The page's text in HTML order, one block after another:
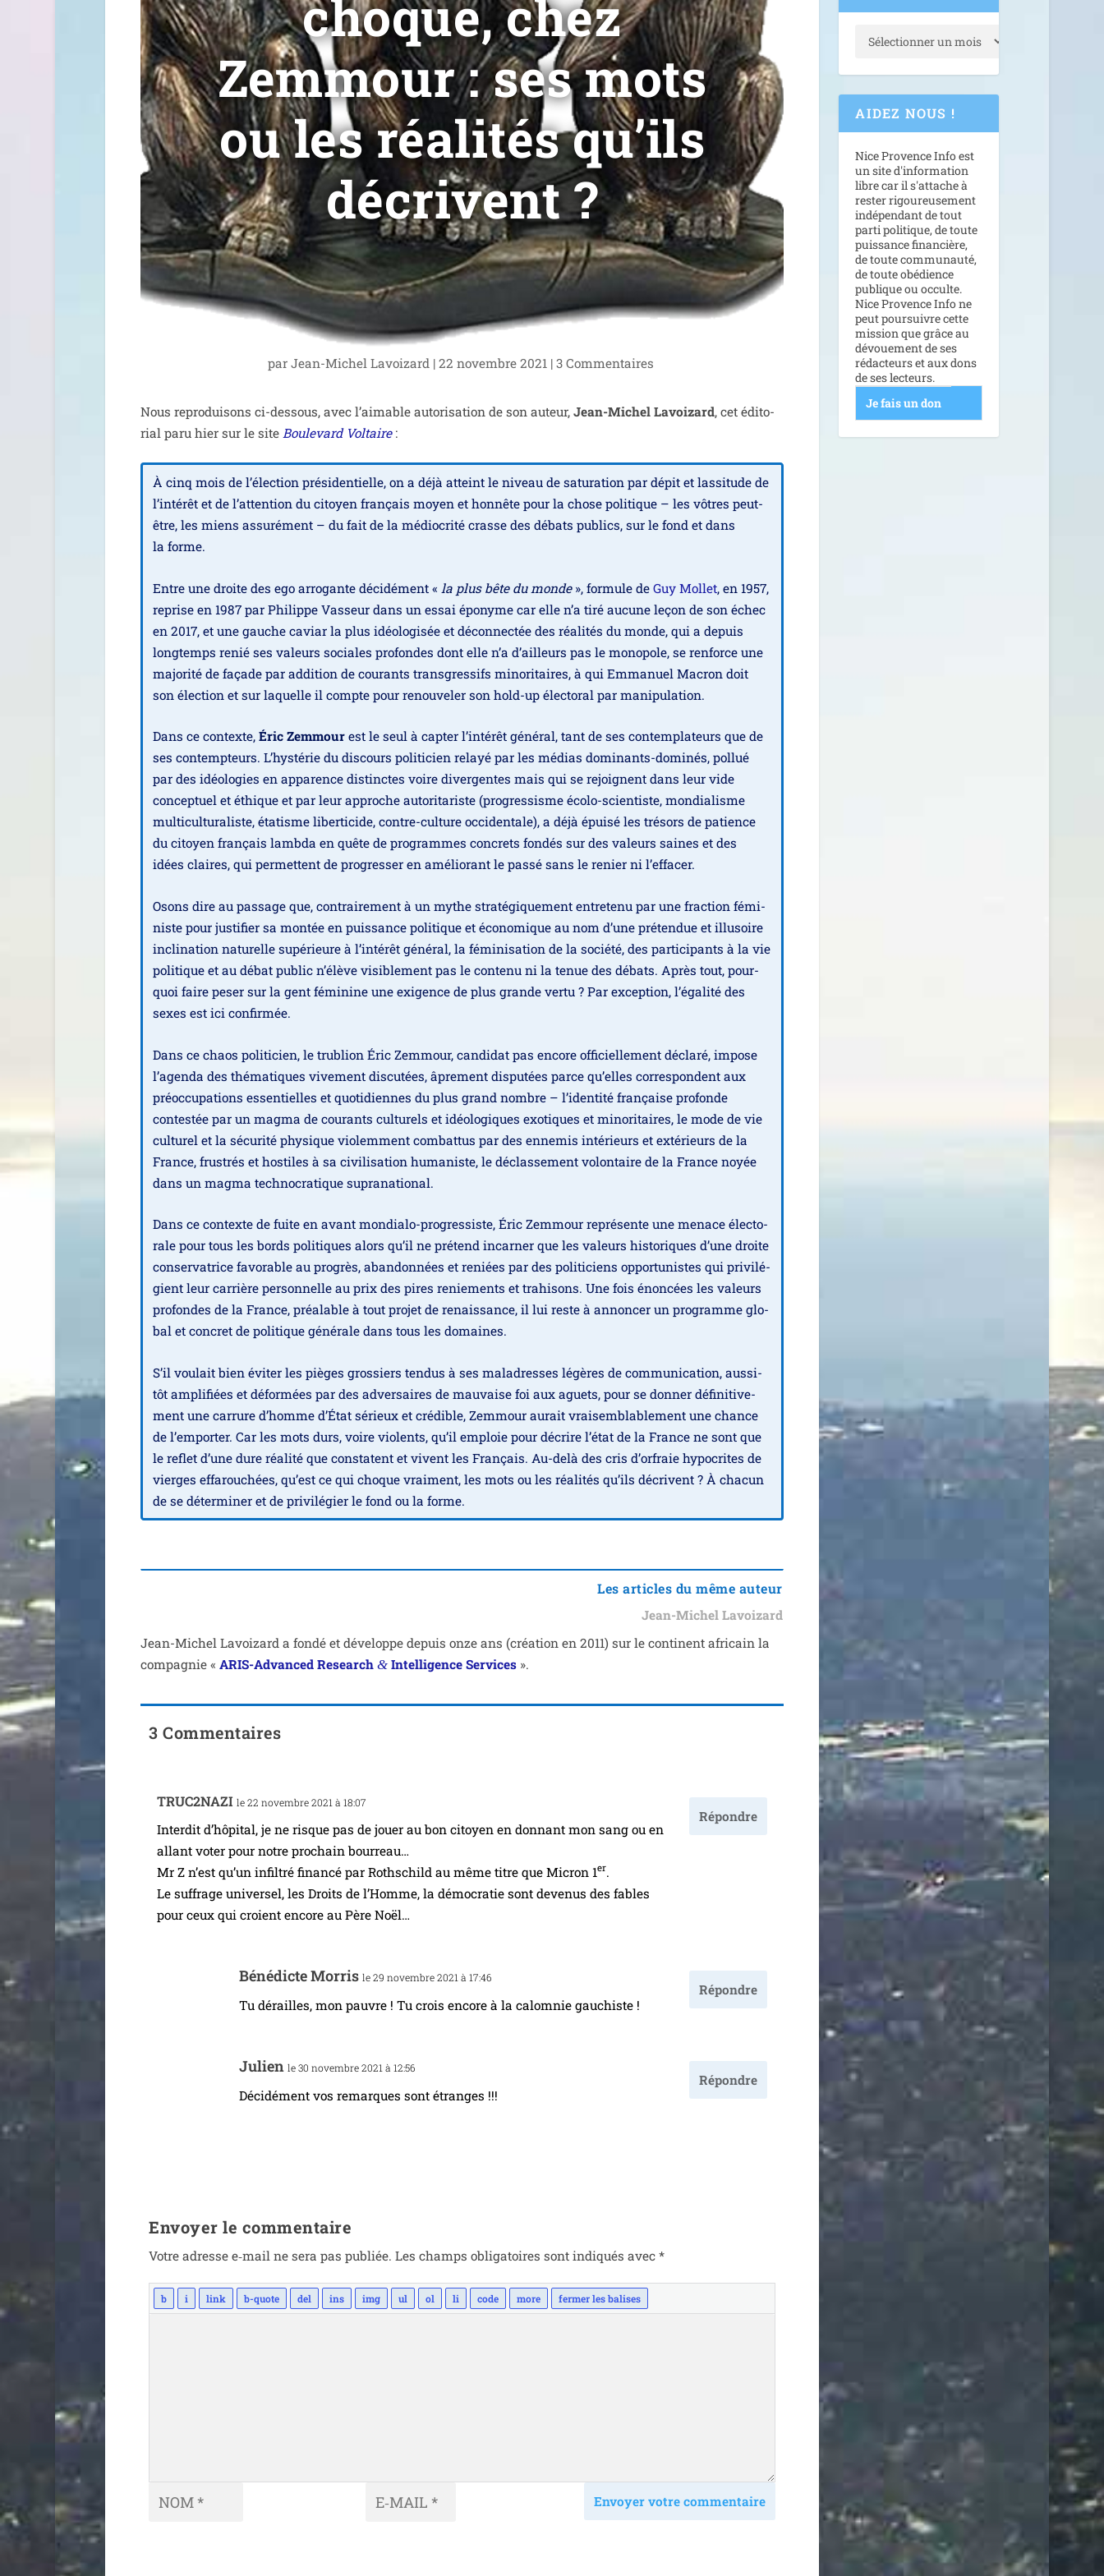
choque, chez
Zemmour : ses mots
ou les réalités qu’ils
décrivent ?
par Jean-Michel Lavoizard| 22 novembre 2021| 3 Commentaires
Nous repro­dui­sons ci-des­sous, avec l’ai­mable auto­ri­sa­tion de son auteur,Jean-Michel Lavoizard, cet édi­to­
rial paru hier sur le siteBoulevard Voltaire:
À cinq mois de l’élection pré­si­den­tielle, on a déjà atteint le niveau de satu­ra­tion par dépit et las­si­tude de
l’intérêt et de l’attention du citoyen fran­çais moyen et hon­nête pour la chose poli­tique – les vôtres peut-
être, les miens assu­ré­ment – du fait de la médio­cri­té crasse des débats publics, sur le fond et dans
la forme.
Entre une droite des ego arro­gante déci­dé­ment « la plus bête du monde», for­mule deGuy Mollet, en 1957,
reprise en 1987 par Philippe Vasseur dans un essai épo­nyme car elle n’a tiré aucune leçon de son échec
en 2017, et une gauche caviar la plus idéo­lo­gi­sée et décon­nec­tée des réa­li­tés du monde, qui a depuis
long­temps renié ses valeurs sociales pro­fondes dont elle n’a d’ailleurs pas le mono­pole, se ren­force une
majo­ri­té de façade par addi­tion de cou­rants trans­gres­sifs mino­ri­taires, à qui Emmanuel Macron doit
son élec­tion et sur laquelle il compte pour renou­ve­ler son hold-up élec­to­ral par manipulation.
Dans ce contexte,Éric Zemmour est le seul à cap­ter l’intérêt géné­ral, tant de ses contem­pla­teurs que de
ses contemp­teurs. L’hystérie du dis­cours poli­ti­cien relayé par les médias domi­nants-domi­nés, pol­lué
par des idéo­lo­gies en appa­rence dis­tinctes voire diver­gentes mais qui se rejoignent dans leur vide
concep­tuel et éthique et par leur approche auto­ri­ta­riste (pro­gres­sisme éco­lo-scien­tiste, mon­dia­lisme
mul­ti­cul­tu­ra­liste, éta­tisme liber­ti­cide, contre-culture occi­den­tale), a déjà épui­sé les tré­sors de patience
du citoyen fran­çais lamb­da en quête de pro­grammes concrets fon­dés sur des valeurs saines et des
idées claires, qui per­mettent de pro­gres­ser en amé­lio­rant le pas­sé sans le renier ni l’effacer.
Osons dire au pas­sage que, contrai­re­ment à un mythe stra­té­gi­que­ment entre­te­nu par une frac­tion fémi­
niste pour jus­ti­fier sa mon­tée en puis­sance poli­tique et éco­no­mique au nom d’une pré­ten­due et illu­soire
incli­na­tion natu­relle supé­rieure à l’intérêt géné­ral, la fémi­ni­sa­tion de la socié­té, des par­ti­ci­pants à la vie
poli­tique et au débat public n’élève visi­ble­ment pas le conte­nu ni la tenue des débats. Après tout, pour­
quoi faire peser sur la gent fémi­nine une exi­gence de plus grande ver­tu ? Par excep­tion, l’égalité des
sexes est ici confirmée.
Dans ce chaos poli­ti­cien, le tru­blion Éric Zemmour, can­di­dat pas encore offi­ciel­le­ment décla­ré, impose
l’agenda des thé­ma­tiques vive­ment dis­cu­tées, âpre­ment dis­pu­tées parce qu’elles cor­res­pondent aux
pré­oc­cu­pa­tions essen­tielles et quo­ti­diennes du plus grand nombre – l’identité fran­çaise pro­fonde
contes­tée par un mag­ma de cou­rants cultu­rels et idéo­lo­giques exo­tiques et mino­ri­taires, le mode de vie
cultu­rel et la sécu­ri­té phy­sique vio­lem­ment com­bat­tus par des enne­mis inté­rieurs et exté­rieurs de la
France, frus­trés et hos­tiles à sa civi­li­sa­tion huma­niste, le déclas­se­ment volon­taire de la France noyée
dans un mag­ma tech­no­cra­tique supranational.
Dans ce contexte de fuite en avant mon­dia­lo-pro­gres­siste, Éric Zemmour repré­sente une menace élec­to­
rale pour tous les bords poli­tiques alors qu’il ne pré­tend incar­ner que les valeurs his­to­riques d’une droite
conser­va­trice favo­rable au pro­grès, aban­don­nées et reniées par des poli­ti­ciens oppor­tu­nistes qui pri­vi­lé­
gient leur car­rière per­son­nelle au prix des pires renie­ments et tra­hi­sons. Une fois énon­cées les valeurs
pro­fondes de la France, préa­lable à tout pro­jet de renais­sance, il lui reste à annon­cer un pro­gramme glo­
bal et concret de poli­tique géné­rale dans tous les domaines.
S’il vou­lait bien évi­ter les pièges gros­siers ten­dus à ses mal­adresses légères de com­mu­ni­ca­tion, aus­si­
tôt ampli­fiées et défor­mées par des adver­saires de mau­vaise foi aux aguets, pour se don­ner défi­ni­ti­ve­
ment une car­rure d’homme d’État sérieux et cré­dible, Zemmour aurait vrai­sem­bla­ble­ment une chance
de l’emporter. Car les mots durs, voire vio­lents, qu’il emploie pour décrire l’état de la France ne sont que
le reflet d’une dure réa­li­té que constatent et vivent les Français. Au-delà des cris d’orfraie hypo­crites de
vierges effa­rou­chées, qu’est ce qui choque vrai­ment, les mots ou les réa­li­tés qu’ils décrivent ? À cha­cun
de se déter­mi­ner et de pri­vi­lé­gier le fond ou la forme.
Les articles du même auteur
Jean-Michel Lavoizard
Jean-Michel Lavoizard a fon­dé et déve­loppe depuis onze ans (créa­tion en 2011) sur le conti­nent afri­cain la
com­pa­gnie «ARIS-Advanced Research& Intelligence Services ».
3 Commentaires
TRUC2NAZI le 22 novembre 2021 à 18:07
Interdit d’hô­pi­tal, je ne risque pas de jouer au bon citoyen en don­nant mon sang ou en
allant voter pour notre pro­chain bour­reau…
Mr Z n’est qu’un infil­tré finan­cé par Rothschild au même titre que Micron 1er.
Le suf­frage uni­ver­sel, les Droits de l’Homme, la démo­cra­tie sont deve­nus des fables
pour ceux qui croient encore au Père Noël…
Répondre
Bénédicte Morris le 29 novembre 2021 à 17:46
Tu dérailles, mon pauvre ! Tu crois encore à la calom­nie gauchiste !
Répondre
Julien le 30 novembre 2021 à 12:56
Décidément vos remarques sont étranges !!!
Répondre
Envoyer le commentaire
Votre adresse e‑mail ne sera pas publiée. Les champs obli­ga­toires sont indi­qués avec*
Envoyer votre commentaire
AIDEZ NOUS !
Nice Provence Info est
un site d'information
libre car il s'attache à
rester rigoureusement
indépendant de tout
parti politique, de toute
puissance financière,
de toute communauté,
de toute obédience
publique ou occulte.
Nice Provence Info ne
peut poursuivre cette
mission que grâce au
dévouement de ses
rédacteurs et aux dons
de ses lecteurs.
Je fais un don